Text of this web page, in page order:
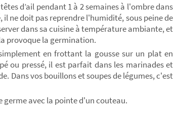
d’ail pendant 1 à 2 semaines à l'ombre dans
il ne doit pas reprendre l'humidité, sous peine de
dans sa cuisine à température ambiante, et
provoque la germination.
en frottant la gousse sur un plat en
ou pressé, il est parfait dans les marinades et
Dans vos bouillons et soupes de légumes, c'est
germe avec la pointe d'un couteau.